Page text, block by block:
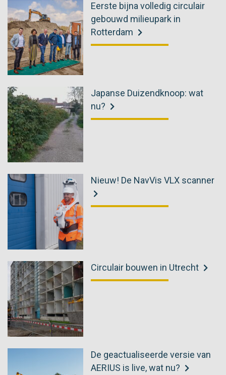
Eerste bijna volledig circulair
gebouwd milieupark in
Rotterdam
Japanse Duizendknoop: wat
nu?
Nieuw! De NavVis VLX scanner
Circulair bouwen in Utrecht
De geactualiseerde versie van
AERIUS is live, wat nu?